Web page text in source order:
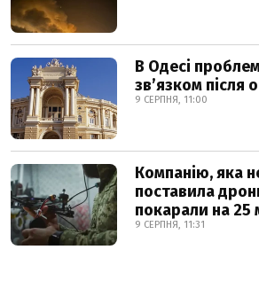
В Одесі
звʼязком після
9 СЕРПНЯ, 11:00
Компанію, яка
поставила
покарали на 25
9 СЕРПНЯ, 11:31